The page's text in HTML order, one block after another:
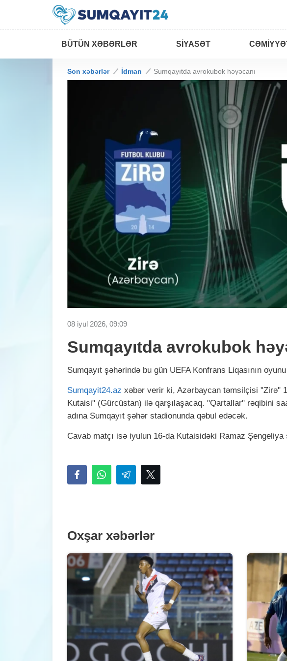
BÜTÜN XƏBƏRLƏR SIYASƏT
Son xəbərlər İdman Sumqayıtda avrokubok həyəcanı
08 iyul 2026, 09:09
Sumqayıtda avrokubok
Sumqayıt şəhərində bu gün UEFA Konfrans Liqasının
Sumqayit24.az xəbər verir ki, Azərbaycan təmsilçisi "Zirə"
Kutaisi" (Gürcüstan) ilə qarşılaşacaq. "Qartallar" rəqibini
adına Sumqayıt şəhər stadionunda qəbul edəcək.
Cavab matçı isə iyulun 16-da Kutaisidəki Ramaz Şengeliya
Oxşar xəbərlər